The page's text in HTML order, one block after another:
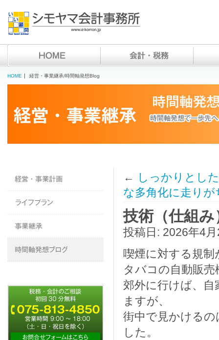
HOME 経営・事業継承/時間軸発想Blog
← しっかりとし
な多角化に走り
技術（仕組
投稿日: 2026年4
喫煙に対する規
タバコの自動販
郊外に行けば、
ますが、
街中で見かける
した。